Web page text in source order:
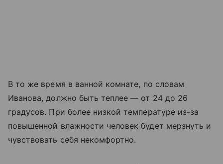
В то же время в ванной комнате, по словам
Иванова, должно быть теплее — от 24 до 26
градусов. При более низкой температуре из-за
повышенной влажности человек будет мерзнуть и
чувствовать себя некомфортно.